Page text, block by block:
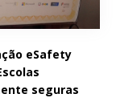
eSafety
seguras